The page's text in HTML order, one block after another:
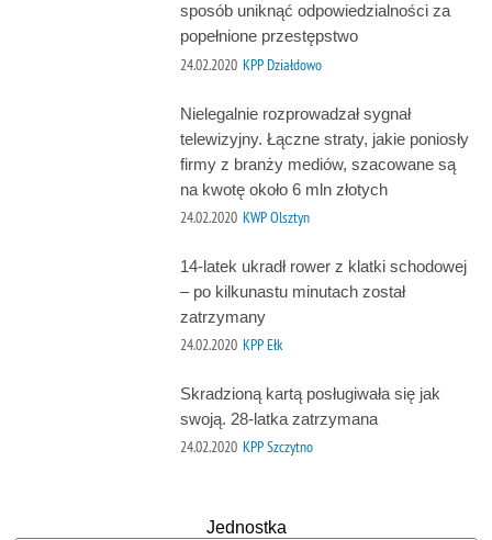
sposób uniknąć odpowiedzialności za
popełnione przestępstwo
24.02.2020 KPP Działdowo
Nielegalnie rozprowadzał sygnał
telewizyjny. Łączne straty, jakie poniosły
firmy z branży mediów, szacowane są
na kwotę około 6 mln złotych
24.02.2020 KWP Olsztyn
14-latek ukradł rower z klatki schodowej
– po kilkunastu minutach został
zatrzymany
24.02.2020 KPP Ełk
Skradzioną kartą posługiwała się jak
swoją. 28-latka zatrzymana
24.02.2020 KPP Szczytno
Jednostka